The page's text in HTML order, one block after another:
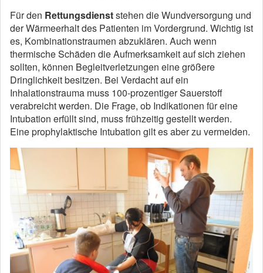
Für den Rettungsdienststehen die Wundversorgung und
der Wärmeerhalt des Patienten im Vordergrund. Wichtig ist
es, Kombinationstraumen abzuklären. Auch wenn
thermische Schäden die Aufmerksamkeit auf sich ziehen
sollten, können Begleitverletzungen eine größere
Dringlichkeit besitzen. Bei Verdacht auf ein
Inhalationstrauma muss 100-prozentiger Sauerstoff
verabreicht werden. Die Frage, ob Indikationen für eine
Intubation erfüllt sind, muss frühzeitig gestellt werden.
Eine prophylaktische Intubation gilt es aber zu vermeiden.